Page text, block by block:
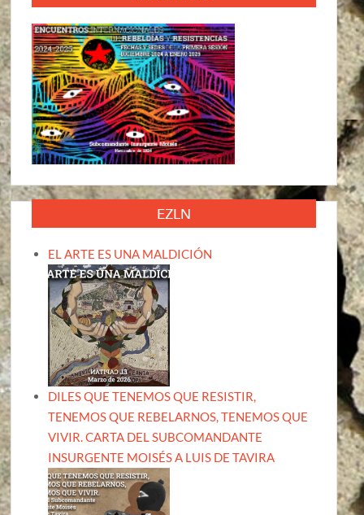
EZLN
EL ARTE ES UNA MALDICIÓN
DILES QUE TENEMOS QUE RESISTIR,
TENEMOS QUE REBELARNOS, TENEMOS QUE
VIVIR. CARTA DEL SUBCOMANDANTE
INSURGENTE MOISÉS A LUIS DE TAVIRA